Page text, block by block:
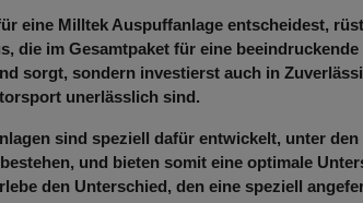
eine Milltek Auspuffanlage entscheidest,
die im Gesamtpaket für eine
sorgt, sondern investierst auch in
unerlässlich sind.
sind speziell dafür entwickelt, unter
und bieten somit eine optimale
den Unterschied, den eine speziell